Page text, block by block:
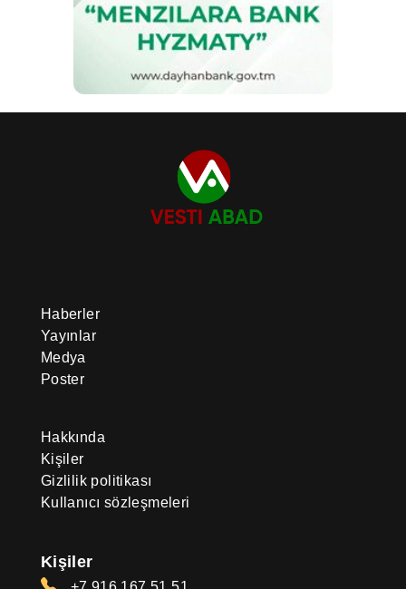
Haberler
Yayınlar
Medya
Poster
Hakkında
Kişiler
Gizlilik politikası
Kullanıcı sözleşmeleri
Kişiler